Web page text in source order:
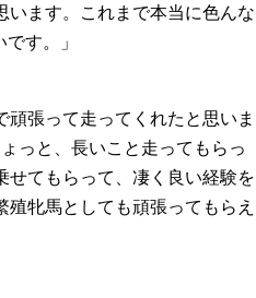
います。これまで本当に色んな
す。」
頑張って走ってくれたと思いま
っと、長いこと走ってもらっ
せてもらって、凄く良い経験を
牝馬としても頑張ってもらえ